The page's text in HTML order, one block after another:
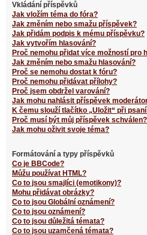
Vkládání příspěvků
Jak vložím téma do fóra?
Jak změním nebo smažu příspěvek?
Jak přidám podpis k mému příspěvku?
Jak vytvořím hlasování?
Proč nemohu přidat více možností pro
Jak změním nebo smažu hlasování?
Proč se nemohu dostat k fóru?
Proč nemohu přidávat přílohy?
Proč jsem obdržel varování?
Jak mohu nahlásit příspěvek
K čemu slouží tlačítko „Uložit“ při
Proč musí být můj příspěvek schválen?
Jak mohu oživit svoje téma?
Formátování a typy příspěvků
Co je BBCode?
Můžu používat HTML?
Co to jsou smajlíci (emotikony)?
Mohu přidávat obrázky?
Co to jsou Globální oznámení?
Co to jsou oznámení?
Co to jsou důležitá témata?
Co to jsou uzamčená témata?